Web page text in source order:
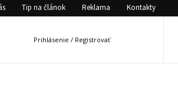
Tip na článok Reklama Kontakty
Prihlásenie / Registrovať